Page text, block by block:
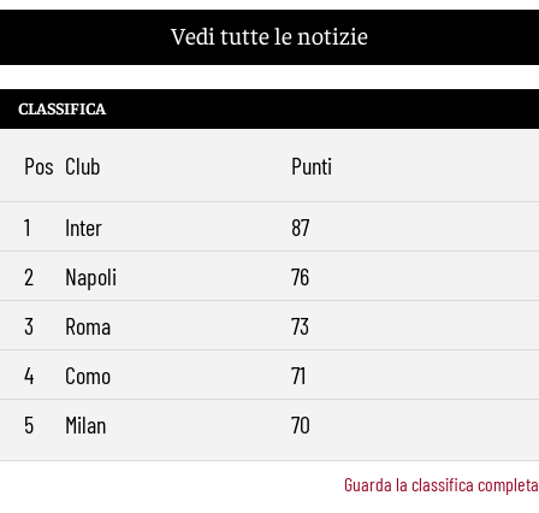
Vedi tutte le notizie
CLASSIFICA
Pos Club Punti
1 Inter
87
2
Napoli
76
3
Roma
73
4
Como
71
5
Milan 70
Guarda la classifica completa